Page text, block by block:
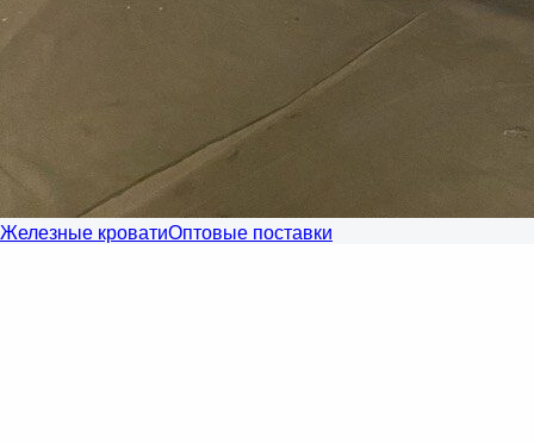
Железные кроватиОптовые поставки